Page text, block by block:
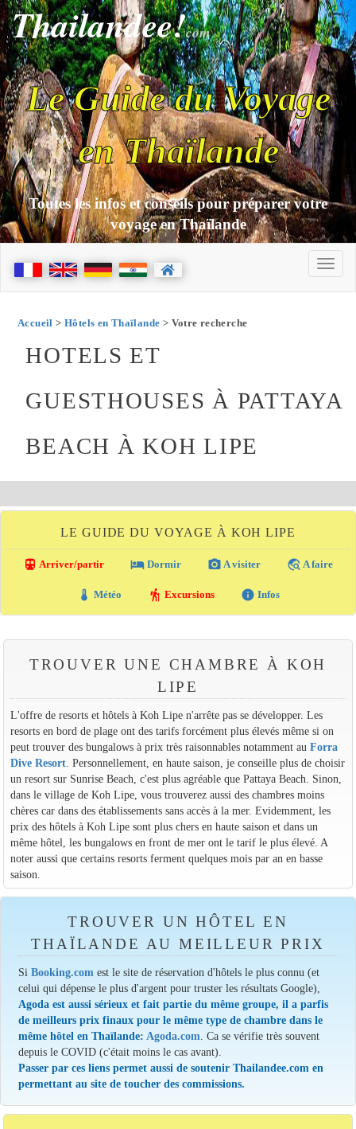
Thailandee!com
Le Guide du Voyage
en Thaïlande
Toutes les infos et conseils pour préparer votre
voyage en Thaïlande
Accueil > Hôtels en Thaïlande > Votre recherche
HOTELS ET
GUESTHOUSES À PATTAYA
BEACH À KOH LIPE
LE GUIDE DU VOYAGE À KOH LIPE
directions_transit Arriver/partir local_hotel Dormir photo_camera A visiter travel_explore A faire
thermostat Météo hiking Excursions info Infos
TROUVER UNE CHAMBRE À KOH
LIPE
L'offre de resorts et hôtels à Koh Lipe n'arrête pas se développer. Les
resorts en bord de plage ont des tarifs forcément plus élevés même si on
peut trouver des bungalows à prix très raisonnables notamment au Forra
Dive Resort. Personnellement, en haute saison, je conseille plus de choisir
un resort sur Sunrise Beach, c'est plus agréable que Pattaya Beach. Sinon,
dans le village de Koh Lipe, vous trouverez aussi des chambres moins
chères car dans des établissements sans accès à la mer. Evidemment, les
prix des hôtels à Koh Lipe sont plus chers en haute saison et dans un
même hôtel, les bungalows en front de mer ont le tarif le plus élevé. A
noter aussi que certains resorts ferment quelques mois par an en basse
saison.
TROUVER UN HÔTEL EN
THAÏLANDE AU MEILLEUR PRIX
SiBooking.com est le site de réservation d'hôtels le plus connu (et
celui qui dépense le plus d'argent pour truster les résultats Google),
Agoda est aussi sérieux et fait partie du même groupe, il a parfis
de meilleurs prix finaux pour le même type de chambre dans le
même hôtel en Thaïlande: Agoda.com . Ca se vérifie très souvent
depuis le COVID (c'était moins le cas avant).
Passer par ces liens permet aussi de soutenir Thailandee.com en
permettant au site de toucher des commissions.